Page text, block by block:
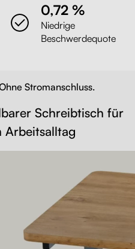
0,72 %
Niedrige
Beschwerdequote
Stromanschluss.
Schreibtisch für
Arbeitsalltag